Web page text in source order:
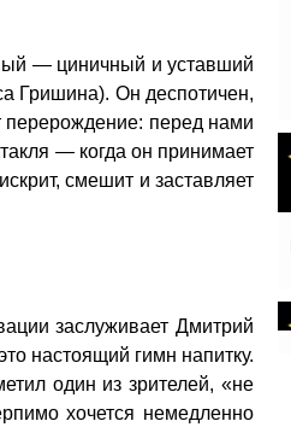
— циничный и уставший
Гришина). Он деспотичен,
перед нами
— когда он принимает
смешит и заставляет
заслуживает Дмитрий
настоящий гимн напитку.
один из зрителей, «не
хочется немедленно